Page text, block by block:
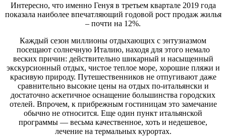
Интересно, что именно Генуя в третьем квартале 2019 года
показала наиболее впечатляющий годовой рост продаж жилья
– почти на 12%.
Каждый сезон миллионы отдыхающих с энтузиазмом
посещают солнечную Италию, находя для этого немало
веских причин: действительно шикарный и насыщенный
экскурсионный отдых, чистое теплое море, хорошие пляжи и
красивую природу. Путешественников не отпугивают даже
сравнительно высокие цены на отдых по-итальянски и
достаточно аскетичное оснащение большинства городских
отелей. Впрочем, к прибрежным гостиницам это замечание
обычно не относится. Еще один пункт итальянской
программы — весьма качественное, хоть и недешевое,
лечение на термальных курортах.